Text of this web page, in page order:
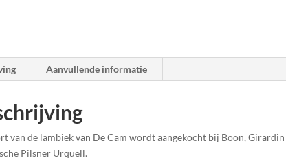
Aanvullende informatie
van de lambiek van De Cam wordt aangekocht bij Boon,
Pilsner Urquell.